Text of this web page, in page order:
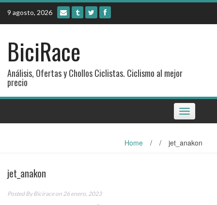
Skip
content
9 agosto, 2026
BiciRace
Análisis, Ofertas y Chollos Ciclistas. Ciclismo al mejor
precio
Toggle
navigation
Home / / jet_anakon
jet_anakon
Posted ByBiciraceon 26 enero, 2023